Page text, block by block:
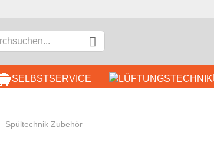
SELBSTSERVICE
Spültechnik Zubehör